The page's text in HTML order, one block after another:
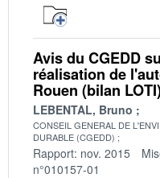
Avis du CGEDD
réalisation de
Rouen (bilan
LEBENTAL, Bruno
CONSEIL GENERAL DE
DURABLE (CGEDD)
Rapport: nov. 2015
n°010157-01